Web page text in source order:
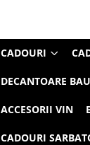
CADOURI
DECANTOARE
ACCESORII VIN
CADOURI